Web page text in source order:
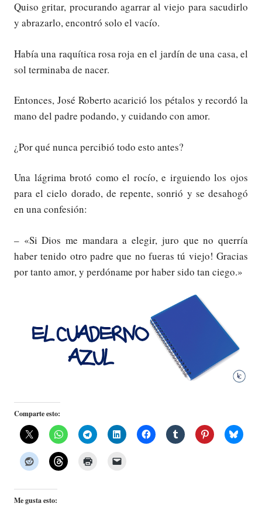
Quiso gritar, procurando agarrar al viejo para sacudirlo
y abrazarlo, encontró solo el vacío.
Había una raquítica rosa roja en el jardín de una casa, el
sol terminaba de nacer.
Entonces, José Roberto acarició los pétalos y recordó la
mano del padre podando, y cuidando con amor.
¿Por qué nunca percibió todo esto antes?
Una lágrima brotó como el rocío, e irguiendo los ojos
para el cielo dorado, de repente, sonrió y se desahogó
en una confesión:
– «Si Dios me mandara a elegir, juro que no querría
haber tenido otro padre que no fueras tú viejo! Gracias
por tanto amor, y perdóname por haber sido tan ciego.»
Comparte esto:
Me gusta esto: